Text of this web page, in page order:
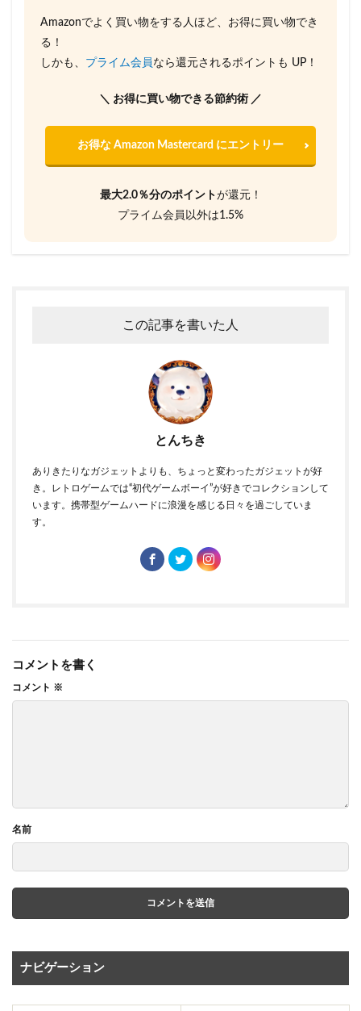
Amazonでよく買い物をする人ほど、お得に買い物でき
る！
しかも、 プライム会員 なら還元されるポイントも UP！
＼ お得に買い物できる節約術 ／
お得な Amazon Mastercard にエントリー
最大2.0％分のポイントが還元！
プライム会員以外は1.5%
この記事を書いた人
とんちき
ありきたりなガジェットよりも、ちょっと変わったガジェットが好
き。レトロゲームでは“初代ゲームボーイ”が好きでコレクションして
います。携帯型ゲームハードに浪漫を感じる日々を過ごしていま
す。
コメントを書く
コメント ※
名前
ナビゲーション